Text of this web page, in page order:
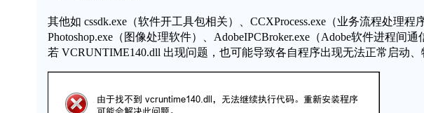
其他如 cssdk.exe （软件开工具包相关）、 CCXProcess.exe （业务流程处理程
Photoshop.exe （图像处理软件）、 AdobeIPCBroker.exe （Adobe软件进程间
若 VCRUNTIME140.dll 出现问题，也可能导致各自程序出现无法正常启动、